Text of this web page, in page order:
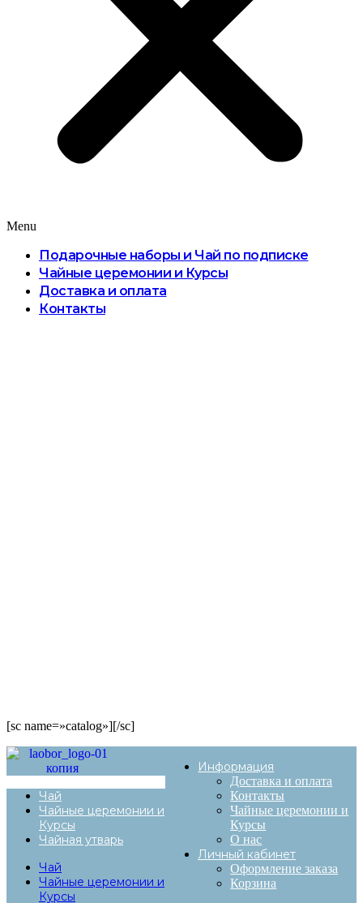
Menu
Подарочные наборы и Чай по подписке
Чайные церемонии и Курсы
Доставка и оплата
Контакты
[sc name=»catalog»][/sc]
Чай
Чайные церемонии и
Курсы
Чайная утварь
Чай
Чайные церемонии и
Курсы
Информация
Доставка и оплата
Контакты
Чайные церемонии и
Курсы
О нас
Личный кабинет
Оформление заказа
Корзина